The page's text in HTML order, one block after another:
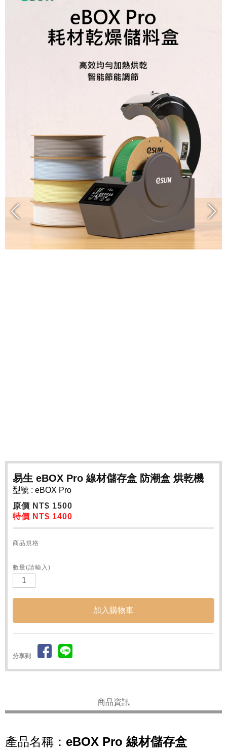
易生 eBOX Pro 線材儲存盒 防潮盒 烘乾機
型號 : eBOX Pro
原價 NT$ 1500
特價 NT$ 1400
商品規格
數量(請輸入)
分享到
商品資訊
產品名稱： eBOX Pro 線材儲存盒